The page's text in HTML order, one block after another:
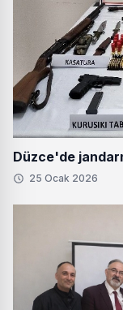
Düzce'de
25 Ocak 2026